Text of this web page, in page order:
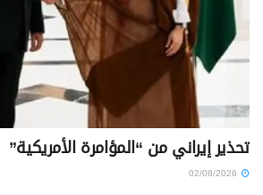
تحذير إيراني من “المؤامرة الأمريكية”